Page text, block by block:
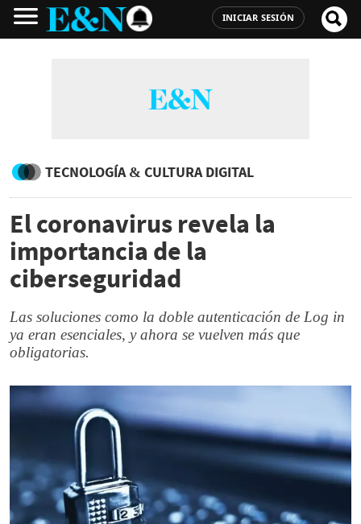
INICIAR SESIÓN
TECNOLOGÍA & CULTURA DIGITAL
El coronavirus revela la
importancia de la
ciberseguridad
Las soluciones como la doble autenticación de Log in
ya eran esenciales, y ahora se vuelven más que
obligatorias.